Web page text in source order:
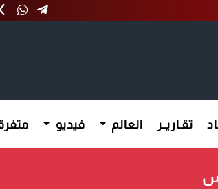
تقـاريــر العالم فيديو